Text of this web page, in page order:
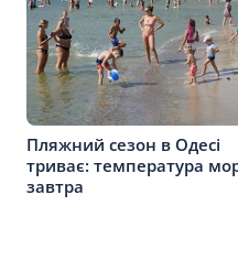
Пляжний сезон в Одесі
триває: температура
завтра